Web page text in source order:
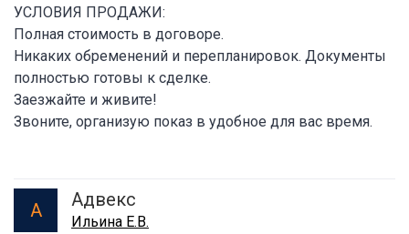
УСЛОВИЯ ПРОДАЖИ:
Полная стоимость в договоре.
Никаких обременений и перепланировок. Документы
полностью готовы к сделке.
Заезжайте и живите!
Звоните, организую показ в удобное для вас время.
А Адвекс
Ильина Е.В.